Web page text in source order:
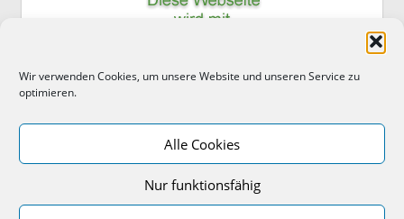
Wir verwenden Cookies, um unsere Website und unseren Service zu
optimieren.
Alle Cookies
Nur funktionsfähig
IMPRESSUM/DISCLAIMER/DSVGO